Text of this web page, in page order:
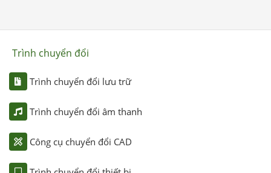
Trình chuyển đổi
Trình chuyển đổi lưu trữ
Trình chuyển đổi âm thanh
Công cụ chuyển đổi CAD